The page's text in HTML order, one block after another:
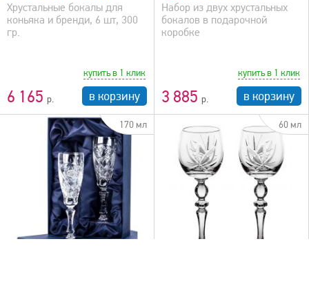
Хрустальные бокалы для
коньяка и бренди, 6 шт, 300
гр.
6 165
купить в 1 клик
в корзину
Набор из двух хрустальных
бокалов в подарочной
коробке
3 885
купить в 1 клик
в корзину
170 мл 60 мл